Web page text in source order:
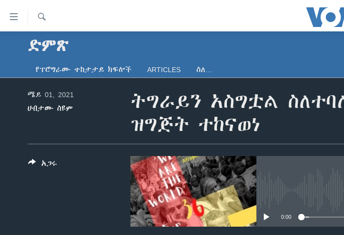
የመሥሪያ
ማገናኛዎች
ይዘትአፍሪካ
ዓለምአቀፍ
ጋቢና ቪኦኤ
ከምሽቱ ሦስት ሰዓት የአማርኛ ዜና
ድምጽ
የፕሮግራሙ ተከታታይ ክፍሎች ARTICLES ስለ…
ትግራይን አስግቷል
ዝግጅት ተከናወነ
ሜይ 01, 2021
ሀብታሙ ስዩም
0:00
አጋሩ